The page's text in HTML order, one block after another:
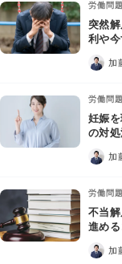
労働問題
債権回収
IT・ネット
資金調達
企業法務
労働問題
突然
利や
加
労働問題
妊娠
の対
加
労働問題
不当
進め
加